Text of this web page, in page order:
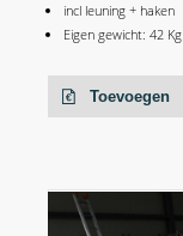
incl leuning + haken
Eigen gewicht: 42 Kg
Toevoegen